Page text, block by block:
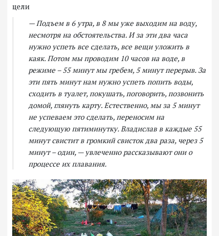
цели
— Подъем в 6 утра, в 8 мы уже выходим на воду,
несмотря на обстоятельства. И за эти два часа
нужно успеть все сделать, все вещи уложить в
каяк. Потом мы проводим 10 часов на воде, в
режиме – 55 минут мы гребем, 5 минут перерыв. За
эти пять минут нам нужно успеть попить воды,
сходить в туалет, покушать, поговорить, позвонить
домой, глянуть карту. Естественно, мы за 5 минут
не успеваем это сделать, переносим на
следующую пятиминутку. Владислав в каждые 55
минут свистит в громкий свисток два раза, через 5
минут – один, — увлеченно рассказывают они о
процессе их плавания.